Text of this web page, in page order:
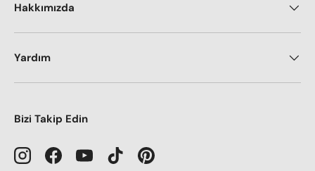
Hakkımızda
Yardım
Bizi Takip Edin
InstagramFacebookYouTubeTikTokPinterest